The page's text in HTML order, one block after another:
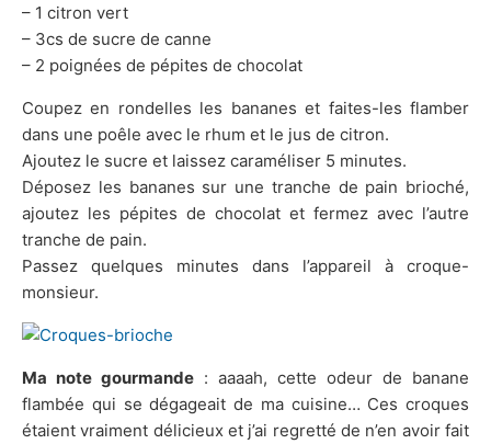
– 1 citron vert
– 3cs de sucre de canne
– 2 poignées de pépites de chocolat
Coupez en rondelles les bananes et faites-les flamber
dans une poêle avec le rhum et le jus de citron.
Ajoutez le sucre et laissez caraméliser 5 minutes.
Déposez les bananes sur une tranche de pain brioché,
ajoutez les pépites de chocolat et fermez avec l’autre
tranche de pain.
Passez quelques minutes dans l’appareil à croque-
monsieur.
Ma note gourmande : aaaah, cette odeur de banane
flambée qui se dégageait de ma cuisine… Ces croques
étaient vraiment délicieux et j’ai regretté de n’en avoir fait